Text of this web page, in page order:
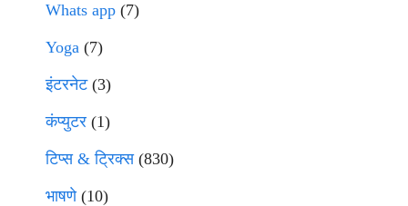
Whats app (7)
Yoga (7)
इंटरनेट(3)
कंप्युटर (1)
टिप्स & ट्रिक्स(830)
भाषणे(10)